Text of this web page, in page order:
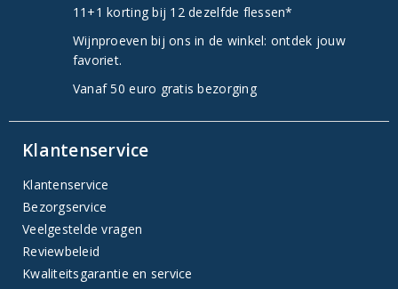
11+1 korting bij 12 dezelfde flessen*
Wijnproeven bij ons in de winkel: ontdek jouw
favoriet.
Vanaf 50 euro gratis bezorging
Klantenservice
Klantenservice
Bezorgservice
Veelgestelde vragen
Reviewbeleid
Kwaliteitsgarantie en service